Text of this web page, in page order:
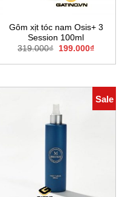
Gôm xịt tóc nam Osis+ 3
Session 100ml
319.000₫
Giá
là:
199.000₫Giá
tại
Sale